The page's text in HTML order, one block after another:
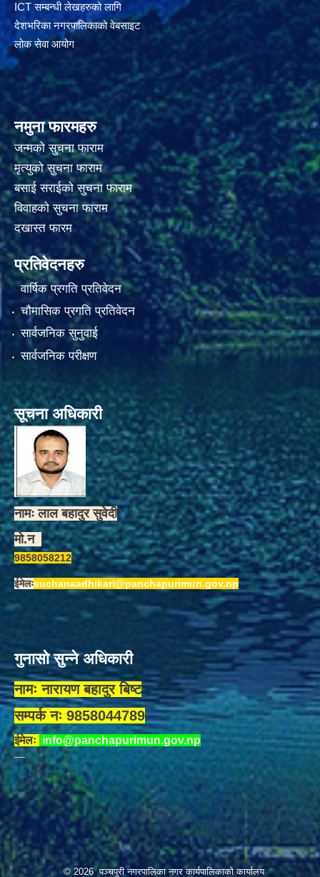
ICT सम्बन्धी लेखहरुको लागि
देशभरिका नगरपालिकाको वेबसाइट
लोक सेवा आयोग
नमुना फारमहरु
जन्मको सुचना फाराम
मृत्युको सुचना फाराम
बसाई सराईको सुचना फाराम
विवाहको सुचना फाराम
दखास्त फारम
प्रतिवेदनहरु
वार्षिक प्रगति प्रतिवेदन
चौमासिक प्रगति प्रतिवेदन
सार्वजनिक सुनुवाई
सार्वजनिक परीक्षण
सूचना अधिकारी
नामः लाल बहादुर सुवेदी
मो.न
9858058212
ईमेलःsuchanaadhikari@panchapurimun.gov.np
गुनासो सुन्ने अधिकारी
नामः नारायण बहादुर बिष्ट
सम्पर्क नः 9858044789
ईमेलः info@panchapurimun.gov.np
© 2026 पञ्चपुरी नगरपालिका नगर कार्यपालिकाको कार्यालय